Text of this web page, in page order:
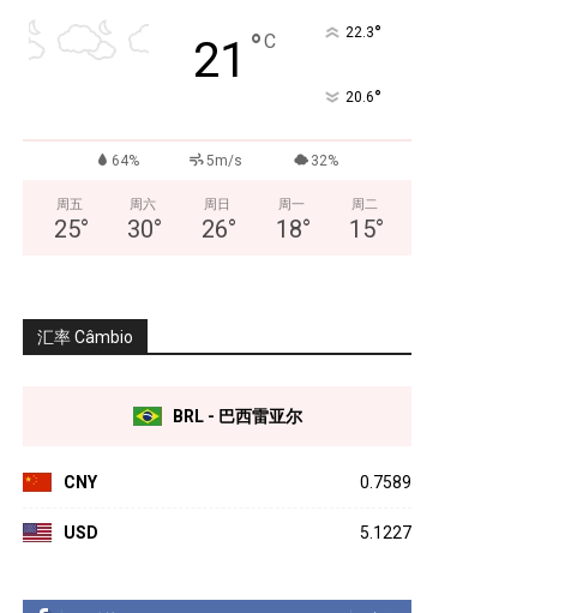
21 °C 22.3°
20.6°
64% 5m/s 32%
周五
25°
周六
30°
周日
26°
周一
18°
周二
15°
汇率 Câmbio
BRL - 巴西雷亚尔
CNY 0.7589
USD 5.1227